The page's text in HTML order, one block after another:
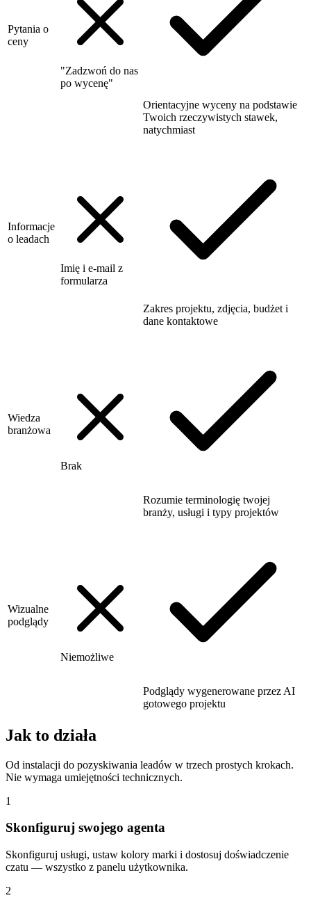
Pytania o
ceny
"Zadzwoń do nas
po wycenę"
Orientacyjne wyceny na podstawie
Twoich rzeczywistych stawek,
natychmiast
Informacje
o leadach
Imię i e-mail z
formularza
Zakres projektu, zdjęcia, budżet i
dane kontaktowe
Wiedza
branżowa
Brak
Rozumie terminologię twojej
branży, usługi i typy projektów
Wizualne
podglądy
Niemożliwe
Podglądy wygenerowane przez AI
gotowego projektu
Jak to działa
Od instalacji do pozyskiwania leadów w trzech prostych krokach.
Nie wymaga umiejętności technicznych.
1
Skonfiguruj swojego agenta
Skonfiguruj usługi, ustaw kolory marki i dostosuj doświadczenie
czatu — wszystko z panelu użytkownika.
2